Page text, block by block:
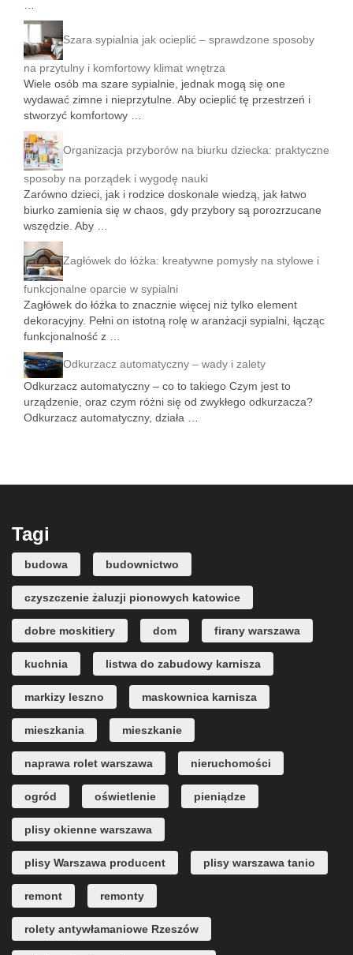
Szara sypialnia jak ocieplić – sprawdzone sposoby
na przytulny i komfortowy klimat wnętrza
Wiele osób ma szare sypialnie, jednak mogą się one
wydawać zimne i nieprzytulne. Aby ocieplić tę przestrzeń i
stworzyć komfortowy …
Organizacja przyborów na biurku dziecka: praktyczne
sposoby na porządek i wygodę nauki
Zarówno dzieci, jak i rodzice doskonale wiedzą, jak łatwo
biurko zamienia się w chaos, gdy przybory są porozrzucane
wszędzie. Aby …
Zagłówek do łóżka: kreatywne pomysły na stylowe i
funkcjonalne oparcie w sypialni
Zagłówek do łóżka to znacznie więcej niż tylko element
dekoracyjny. Pełni on istotną rolę w aranżacji sypialni, łącząc
funkcjonalność z …
Odkurzacz automatyczny – wady i zalety
Odkurzacz automatyczny – co to takiego Czym jest to
urządzenie, oraz czym różni się od zwykłego odkurzacza?
Odkurzacz automatyczny, działa …
Tagi
budowa budownictwo
czyszczenie żaluzji pionowych katowice
dobre moskitiery dom firany warszawa
kuchnia listwa do zabudowy karnisza
markizy leszno maskownica karnisza
mieszkania mieszkanie
naprawa rolet warszawa nieruchomości
ogród oświetlenie pieniądze
plisy okienne warszawa
plisy Warszawa producent plisy warszawa tanio
remont remonty
rolety antywłamaniowe Rzeszów